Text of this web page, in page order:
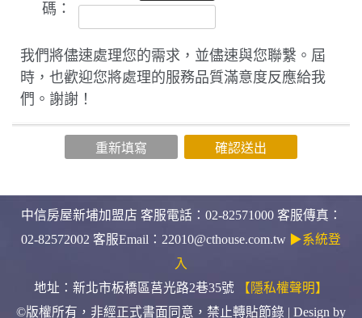
碼：
我們將儘速處理您的需求，並儘速與您聯繫。屆
時，也歡迎您將處理的服務品質滿意度反應給我
們。謝謝！
中信房屋新埔加盟店 客服電話：02-82571000 客服傳真：
02-82572002 客服Email：22010@cthouse.com.tw ▶系統登
入
地址：新北市板橋區莒光路2巷35號
【隱私權聲明】
©版權所有，非經正式書面同意，禁止轉貼節錄 | Design by